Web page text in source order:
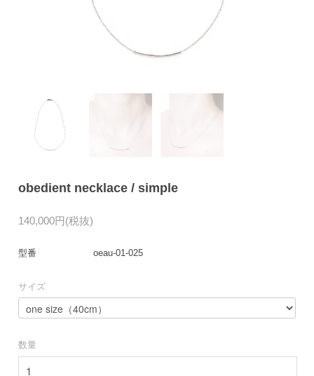
obedient necklace / simple
140,000円(税抜)
型番 oeau-01-025
サイズ
数量